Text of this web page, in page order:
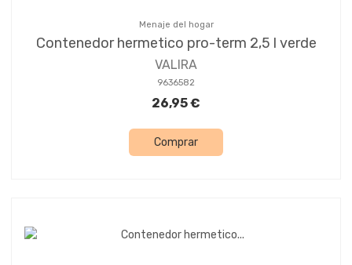
Menaje del hogar
Contenedor hermetico pro-term 2,5 l verde
VALIRA
9636582
26,95 €
Comprar